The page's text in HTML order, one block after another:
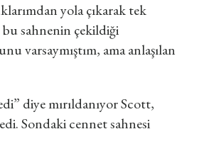
yola çıkarak tek
sahnenin çekildiği
varsaymıştım, ama anlaşılan
diye mırıldanıyor Scott,
Sondaki cennet sahnesi